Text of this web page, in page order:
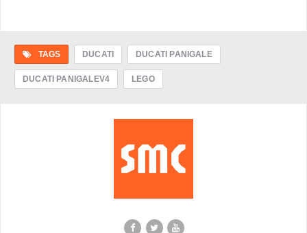
TAGS DUCATI DUCATI PANIGALE
DUCATI PANIGALEV4 LEGO